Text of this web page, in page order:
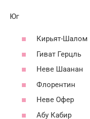
Юг
Кирьят-Шалом
Гиват Герцль
Неве Шаанан
Флорентин
Неве Офер
Абу Кабир